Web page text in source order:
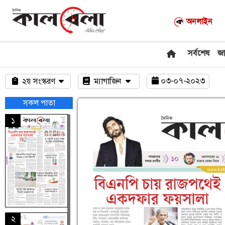
অনলাইন
সর্বশেষ
২য় সংস্করণ
সকল পাতা
১
২
ম্যাগাজিন ০৩-০৭-২০২৩